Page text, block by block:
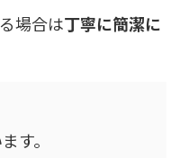
場合は丁寧に簡潔に
す。